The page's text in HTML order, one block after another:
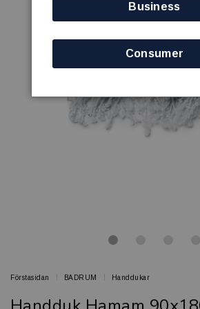
Förstasidan BADRUM Handdukar
Business
Consumer